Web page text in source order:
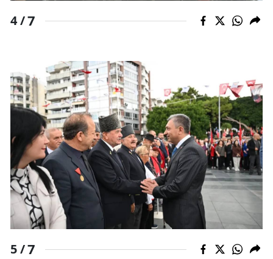
4 /7
5 /7